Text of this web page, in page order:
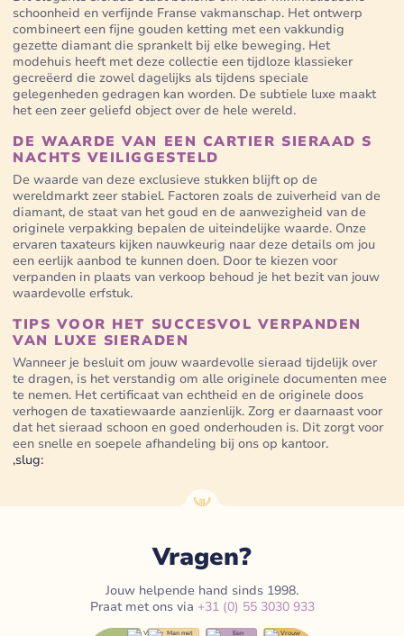
schoonheid en verfijnde Franse vakmanschap. Het ontwerp
combineert een fijne gouden ketting met een vakkundig
gezette diamant die sprankelt bij elke beweging. Het
modehuis heeft met deze collectie een tijdloze klassieker
gecreëerd die zowel dagelijks als tijdens speciale
gelegenheden gedragen kan worden. De subtiele luxe maakt
het een zeer geliefd object over de hele wereld.
DE WAARDE VAN EEN CARTIER SIERAAD S
NACHTS VEILIGGESTELD
De waarde van deze exclusieve stukken blijft op de
wereldmarkt zeer stabiel. Factoren zoals de zuiverheid van de
diamant, de staat van het goud en de aanwezigheid van de
originele verpakking bepalen de uiteindelijke waarde. Onze
ervaren taxateurs kijken nauwkeurig naar deze details om jou
een eerlijk aanbod te kunnen doen. Door te kiezen voor
verpanden in plaats van verkoop behoud je het bezit van jouw
waardevolle erfstuk.
TIPS VOOR HET SUCCESVOL VERPANDEN
VAN LUXE SIERADEN
Wanneer je besluit om jouw waardevolle sieraad tijdelijk over
te dragen, is het verstandig om alle originele documenten mee
te nemen. Het certificaat van echtheid en de originele doos
verhogen de taxatiewaarde aanzienlijk. Zorg er daarnaast voor
dat het sieraad schoon en goed onderhouden is. Dit zorgt voor
een snelle en soepele afhandeling bij ons op kantoor.
,slug:
Vragen?
Jouw helpende hand sinds 1998.
Praat met ons via +31 (0) 55 3030 933